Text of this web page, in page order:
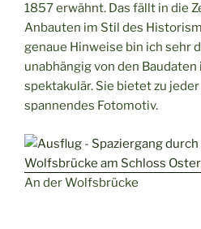
1857 erwähnt. Das fällt in die
Anbauten im Stil des
genaue Hinweise bin ich sehr
unabhängig von den
spektakulär. Sie bietet zu
spannendes Fotomotiv.
An der Wolfsbrücke